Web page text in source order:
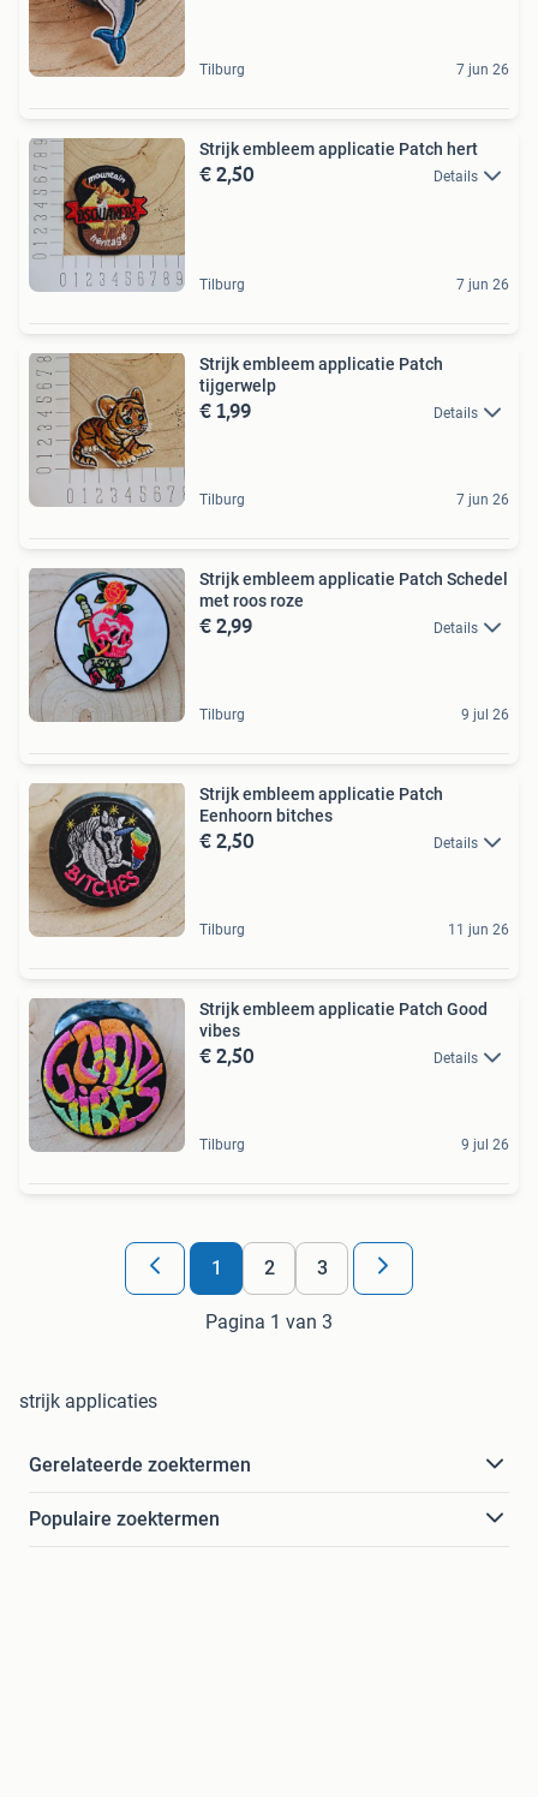
Tilburg 7 jun 26
Strijk embleem applicatie Patch hert
€ 2,50 Details
Tilburg 7 jun 26
Strijk embleem applicatie Patch
tijgerwelp
€ 1,99 Details
Tilburg 7 jun 26
Strijk embleem applicatie Patch Schedel
met roos roze
€ 2,99 Details
Tilburg 9 jul 26
Strijk embleem applicatie Patch
Eenhoorn bitches
€ 2,50 Details
Tilburg 11 jun 26
Strijk embleem applicatie Patch Good
vibes
€ 2,50 Details
Tilburg 9 jul 26
1 2 3
Pagina 1 van 3
strijk applicaties
Gerelateerde zoektermen
Populaire zoektermen